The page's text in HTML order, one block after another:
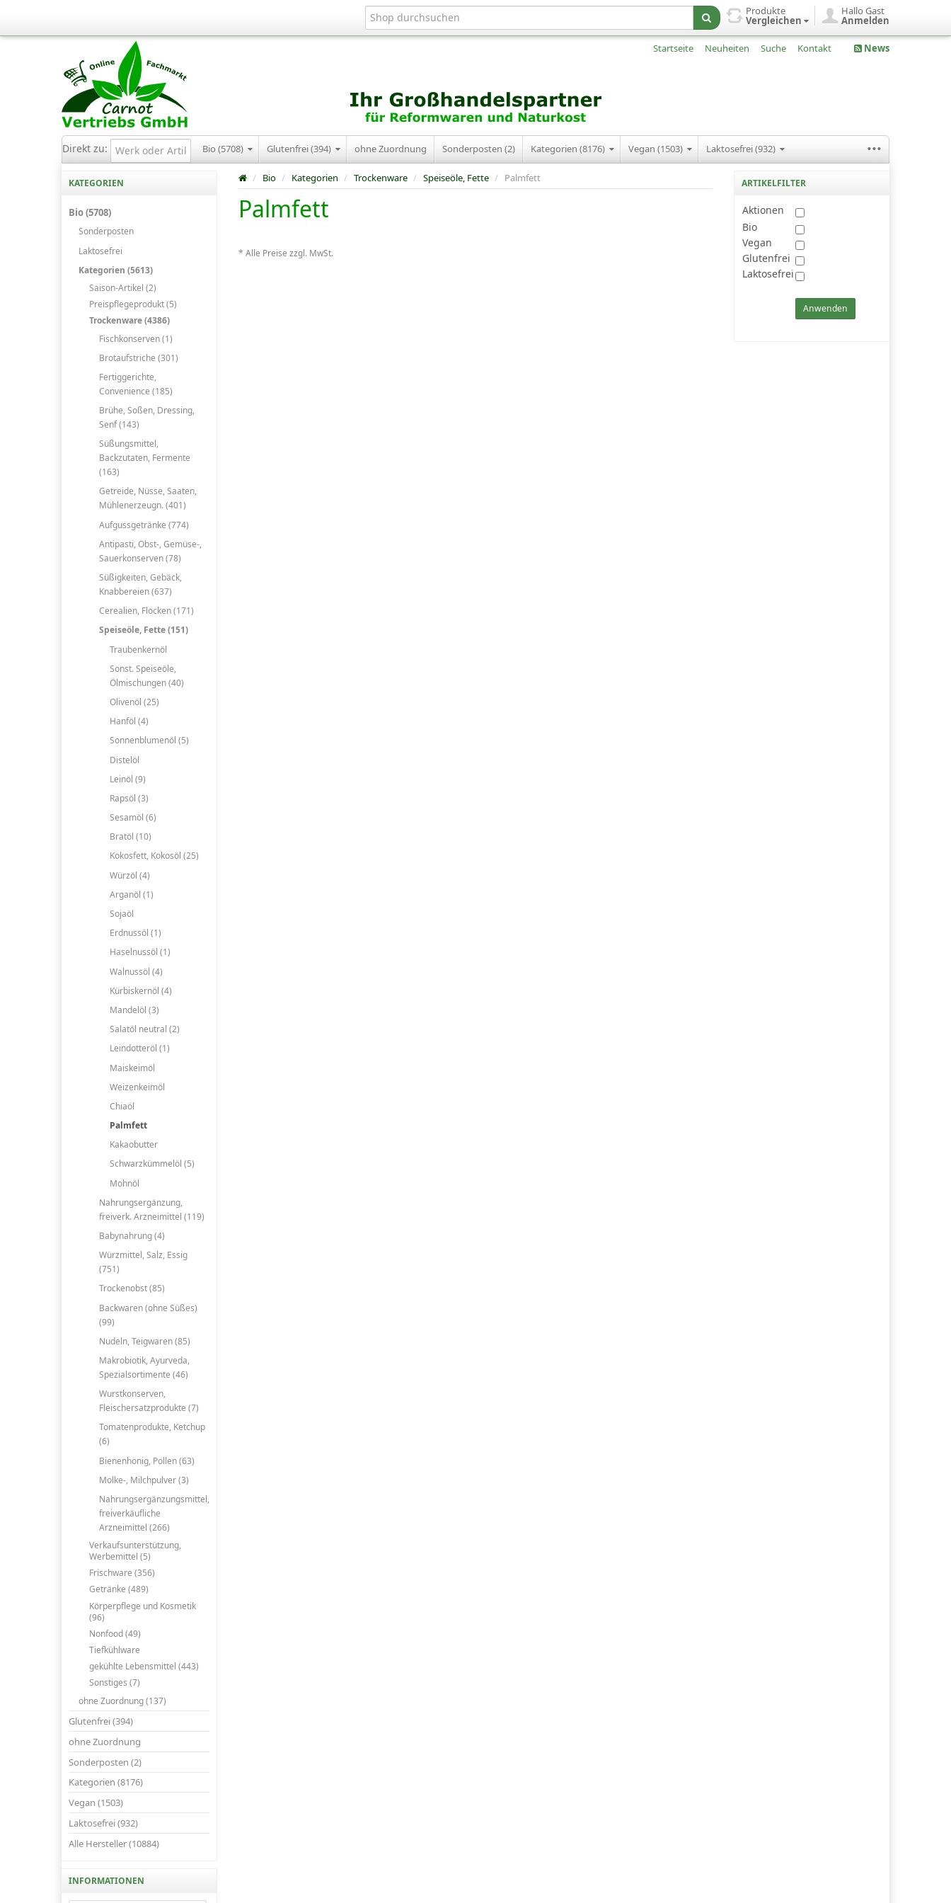
Hallo Gast
Anmelden
Produkte
Vergleichen
Startseite Neuheiten Suche Kontakt News
Direkt zu: Bio (5708) Glutenfrei (394) ohne Zuordnung Sonderposten (2) Kategorien (8176) Vegan (1503) Laktosefrei (932) ...
KATEGORIEN
Bio (5708)
Sonderposten
Laktosefrei
Kategorien (5613)
Saison-Artikel (2)
Preispflegeprodukt (5)
Trockenware (4386)
Fischkonserven (1)
Brotaufstriche (301)
Fertiggerichte,
Convenience (185)
Brühe, Soßen, Dressing,
Senf (143)
Süßungsmittel,
Backzutaten, Fermente
(163)
Getreide, Nüsse, Saaten,
Mühlenerzeugn. (401)
Aufgussgetränke (774)
Antipasti, Obst-, Gemüse-,
Sauerkonserven (78)
Süßigkeiten, Gebäck,
Knabbereien (637)
Cerealien, Flocken (171)
Speiseöle, Fette (151)
Traubenkernöl
Sonst. Speiseöle,
Ölmischungen (40)
Olivenöl (25)
Hanföl (4)
Sonnenblumenöl (5)
Distelöl
Leinöl (9)
Rapsöl (3)
Sesamöl (6)
Bratöl (10)
Kokosfett, Kokosöl (25)
Würzöl (4)
Arganöl (1)
Sojaöl
Erdnussöl (1)
Haselnussöl (1)
Walnussöl (4)
Kürbiskernöl (4)
Mandelöl (3)
Salatöl neutral (2)
Leindotteröl (1)
Maiskeimöl
Weizenkeimöl
Chiaöl
Palmfett
Kakaobutter
Schwarzkümmelöl (5)
Mohnöl
Nahrungsergänzung,
freiverk. Arzneimittel (119)
Babynahrung (4)
Würzmittel, Salz, Essig
(751)
Trockenobst (85)
Backwaren (ohne Süßes)
(99)
Nudeln, Teigwaren (85)
Makrobiotik, Ayurveda,
Spezialsortimente (46)
Wurstkonserven,
Fleischersatzprodukte (7)
Tomatenprodukte, Ketchup
(6)
Bienenhonig, Pollen (63)
Molke-, Milchpulver (3)
Nahrungsergänzungsmittel,
freiverkäufliche
Arzneimittel (266)
Verkaufsunterstützung,
Werbemittel (5)
Frischware (356)
Getränke (489)
Körperpflege und Kosmetik
(96)
Nonfood (49)
Tiefkühlware
gekühlte Lebensmittel (443)
Sonstiges (7)
ohne Zuordnung (137)
Glutenfrei (394)
ohne Zuordnung
Sonderposten (2)
Kategorien (8176)
Vegan (1503)
Laktosefrei (932)
Alle Hersteller (10884)
INFORMATIONEN
/ Bio / Kategorien / Trockenware / Speiseöle, Fette / Palmfett
Palmfett
* Alle Preise zzgl. MwSt.
ARTIKELFILTER
Aktionen
Bio
Vegan
Glutenfrei
Laktosefrei